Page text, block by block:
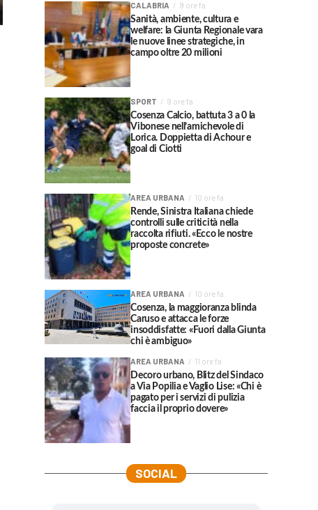
CALABRIA 9 ore fa
Sanità, ambiente, cultura e
welfare: la Giunta Regionale vara
le nuove linee strategiche, in
campo oltre 20 milioni
SPORT 9 ore fa
Cosenza Calcio, battuta 3 a 0 la
Vibonese nell’amichevole di
Lorica. Doppietta di Achour e
goal di Ciotti
AREA URBANA 10 ore fa
Rende, Sinistra Italiana chiede
controlli sulle criticità nella
raccolta rifiuti. «Ecco le nostre
proposte concrete»
AREA URBANA 10 ore fa
Cosenza, la maggioranza blinda
Caruso e attacca le forze
insoddisfatte: «Fuori dalla Giunta
chi è ambiguo»
AREA URBANA 11 ore fa
Decoro urbano, Blitz del Sindaco
a Via Popilia e Vaglio Lise: «Chi è
pagato per i servizi di pulizia
faccia il proprio dovere»
SOCIAL